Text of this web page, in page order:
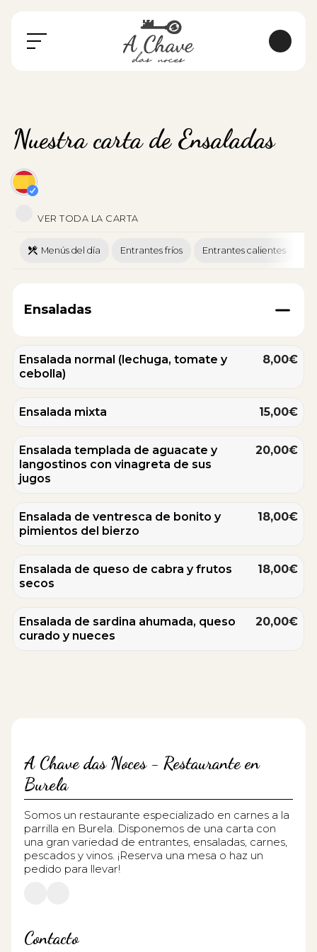
Nuestra carta de Ensaladas
VER TODA LA CARTA
Menús del día Entrantes fríos Entrantes calientes
Ensaladas
Ensalada normal (lechuga, tomate y
cebolla)
8,00€
Ensalada mixta 15,00€
Ensalada templada de aguacate y
langostinos con vinagreta de sus
jugos
20,00€
Ensalada de ventresca de bonito y
pimientos del bierzo
18,00€
Ensalada de queso de cabra y frutos
secos
18,00€
Ensalada de sardina ahumada, queso
curado y nueces
20,00€
A Chave das Noces - Restaurante en
Burela
Somos un restaurante especializado en carnes a la
parrilla en Burela. Disponemos de una carta con
una gran variedad de entrantes, ensaladas, carnes,
pescados y vinos. ¡Reserva una mesa o haz un
pedido para llevar!
Contacto